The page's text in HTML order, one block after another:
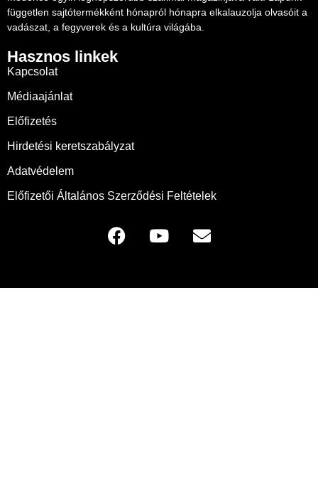
független sajtótermékként hónapról hónapra elkalauzolja olvasóit a
vadászat, a fegyverek és a kultúra világába.
Hasznos linkek
Kapcsolat
Médiaajánlat
Előfizetés
Hirdetési keretszabályzat
Adatvédelem
Előfizetői Általános Szerződési Feltételek